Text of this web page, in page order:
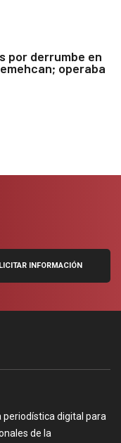
por derrumbe en
operaba
periodística digital para
de la